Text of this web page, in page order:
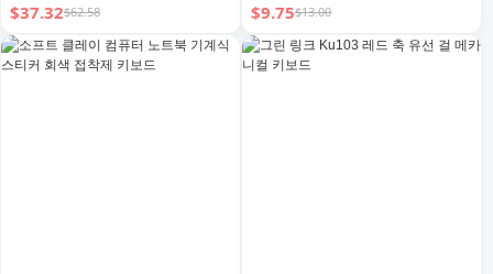
$37.32$62.58
기 학생 겨울
$9.75$13.00